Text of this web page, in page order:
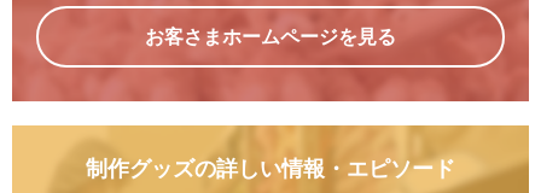
お客さまホームページを見る
制作グッズの詳しい情報 ・エピソード